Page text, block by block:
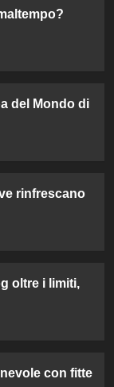
del Mondo di
rinfrescano
oltre i limiti,
con fitte